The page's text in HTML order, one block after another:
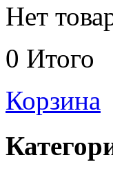
Нет
0 Итого
Корзина